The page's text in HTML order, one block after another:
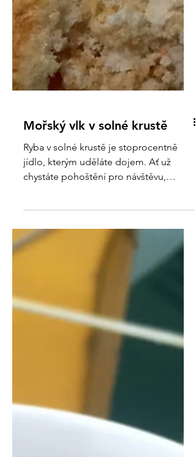
Mořský vlk v solné krustě
Ryba v solné krustě je stoprocentně
jídlo, kterým uděláte dojem. Ať už
chystáte pohoštění pro návštěvu,